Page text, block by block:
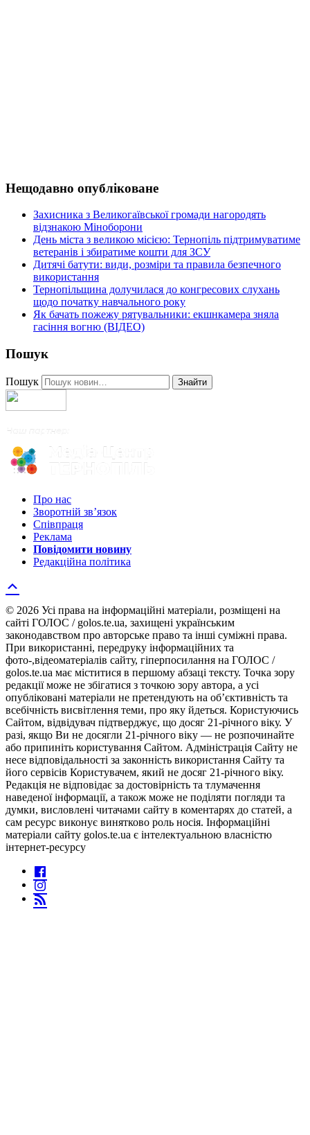
Нещодавно опубліковане
Захисника з Великогаївської громади нагородять
відзнакою Міноборони
День міста з великою місією: Тернопіль підтримуватиме
ветеранів і збиратиме кошти для ЗСУ
Дитячі батути: види, розміри та правила безпечного
використання
Тернопільщина долучилася до конгресових слухань
щодо початку навчального року
Як бачать пожежу рятувальники: екшнкамера зняла
гасіння вогню (ВІДЕО)
Пошук
Пошук Знайти
Про нас
Зворотній зв’язок
Співпраця
Реклама
Повідомити новину
Редакційна політика
© 2026 Усі права на інформаційні матеріали, розміщені на
сайті ГОЛОС / golos.te.ua, захищені українським
законодавством про авторське право та інші суміжні права.
При використанні, передруку інформаційних та
фото-,відеоматеріалів сайту, гіперпосилання на ГОЛОС /
golos.te.ua має міститися в першому абзаці тексту. Точка зору
редакції може не збігатися з точкою зору автора, а усі
опубліковані матеріали не претендують на об’єктивність та
всебічність висвітлення теми, про яку йдеться. Користуючись
Сайтом, відвідувач підтверджує, що досяг 21-річного віку. У
разі, якщо Ви не досягли 21-річного віку — не розпочинайте
або припиніть користування Сайтом. Адміністрація Сайту не
несе відповідальності за законність використання Сайту та
його сервісів Користувачем, який не досяг 21-річного віку.
Редакція не відповідає за достовірність та тлумачення
наведеної інформації, а також може не поділяти погляди та
думки, висловлені читачами сайту в коментарях до статей, а
сам ресурс виконує винятково роль носія. Інформаційні
матеріали сайту golos.te.ua є інтелектуальною власністю
інтернет-ресурсу